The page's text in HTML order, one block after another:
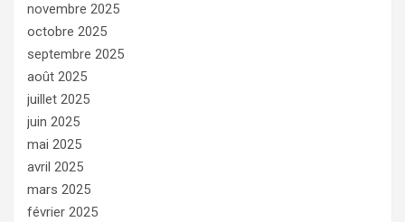
novembre 2025
octobre 2025
septembre 2025
août 2025
juillet 2025
juin 2025
mai 2025
avril 2025
mars 2025
février 2025